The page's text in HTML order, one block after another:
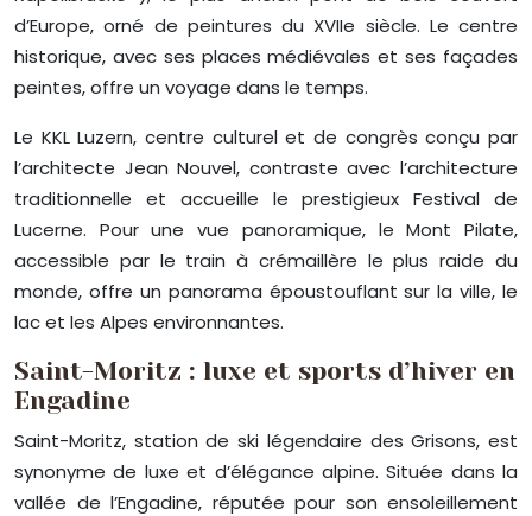
d’Europe, orné de peintures du XVIIe siècle. Le centre
historique, avec ses places médiévales et ses façades
peintes, offre un voyage dans le temps.
Le KKL Luzern, centre culturel et de congrès conçu par
l’architecte Jean Nouvel, contraste avec l’architecture
traditionnelle et accueille le prestigieux Festival de
Lucerne. Pour une vue panoramique, le Mont Pilate,
accessible par le train à crémaillère le plus raide du
monde, offre un panorama époustouflant sur la ville, le
lac et les Alpes environnantes.
Saint-Moritz : luxe et sports d’hiver en
Engadine
Saint-Moritz, station de ski légendaire des Grisons, est
synonyme de luxe et d’élégance alpine. Située dans la
vallée de l’Engadine, réputée pour son ensoleillement